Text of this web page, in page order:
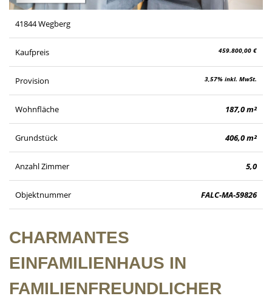
41844 Wegberg
Kaufpreis 459.800,00 €
Provision 3,57% inkl. MwSt.
Wohnfläche 187,0 m²
Grundstück 406,0 m²
Anzahl Zimmer 5,0
Objektnummer FALC-MA-59826
CHARMANTES
EINFAMILIENHAUS IN
FAMILIENFREUNDLICHER